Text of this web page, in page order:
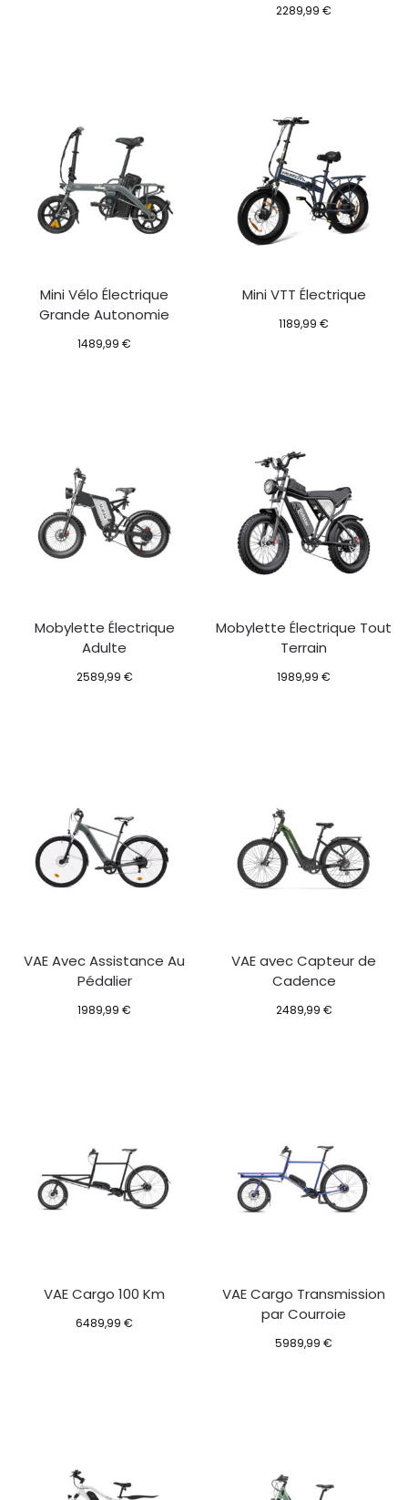
2289,99 €
Mini Vélo Électrique
Grande Autonomie
1489,99 €
Mini VTT Électrique
1189,99 €
Mobylette Électrique
Adulte
2589,99 €
Mobylette Électrique Tout
Terrain
1989,99 €
VAE Avec Assistance Au
Pédalier
1989,99 €
VAE avec Capteur de
Cadence
2489,99 €
VAE Cargo 100 Km
6489,99 €
VAE Cargo Transmission
par Courroie
5989,99 €